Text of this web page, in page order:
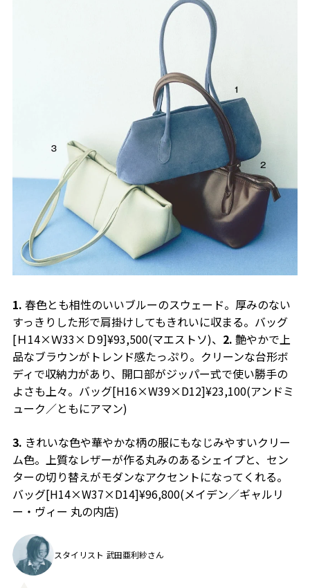
1. 春色とも相性のいいブルーのスウェード。厚みのない
すっきりした形で肩掛けしてもきれいに収まる。バッグ
[Ｈ14×Ｗ33×Ｄ9]¥93,500(マエストソ)、 2. 艶やかで上
品なブラウンがトレンド感たっぷり。クリーンな台形ボ
ディで収納力があり、開口部がジッパー式で使い勝手の
よさも上々。バッグ[H16×W39×D12]¥23,100(アンドミ
ューク／ともにアマン)
3. きれいな色や華やかな柄の服にもなじみやすいクリー
ム色。上質なレザーが作る丸みのあるシェイプと、セン
ターの切り替えがモダンなアクセントになってくれる。
バッグ[H14×W37×D14]¥96,800(メイデン／ギャルリ
ー・ヴィー 丸の内店)
スタイリスト 武田亜利紗さん